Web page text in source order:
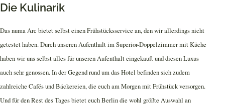
Die Kulinarik
Das numa Arc bietet selbst einen Frühstücksservice an, den wir allerdings nicht
getestet haben. Durch unseren Aufenthalt im Superior-Doppelzimmer mit Küche
haben wir uns selbst alles für unseren Aufenthalt eingekauft und diesen Luxus
auch sehr genossen. In der Gegend rund um das Hotel befinden sich zudem
zahlreiche Cafés und Bäckereien, die euch am Morgen mit Frühstück versorgen.
Und für den Rest des Tages bietet euch Berlin die wohl größte Auswahl an